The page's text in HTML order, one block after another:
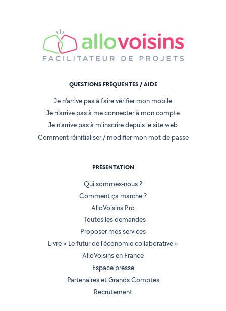
QUESTIONS FRÉQUENTES / AIDE
Je n'arrive pas à faire vérifier mon mobile
Je n'arrive pas à me connecter à mon compte
Je n'arrive pas à m'inscrire depuis le site web
Comment réinitialiser / modifier mon mot de passe
PRÉSENTATION
Qui sommes-nous ?
Comment ça marche ?
AlloVoisins Pro
Toutes les demandes
Proposer mes services
Livre « Le futur de l'économie collaborative »
AlloVoisins en France
Espace presse
Partenaires et Grands Comptes
Recrutement